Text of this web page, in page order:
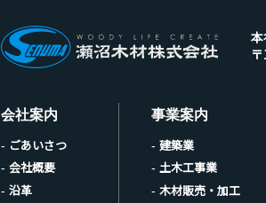
会社案内
ごあいさつ
会社概要
沿革
事業案内
建築業
土木工事業
木材販売・加工